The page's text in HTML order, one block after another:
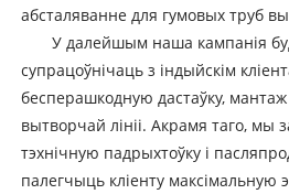
абсталяванне для гумовых труб
У далейшым наша кампанія
супрацоўнічаць з індыйскім
бесперашкодную дастаўку,
вытворчай лініі. Акрамя таго, мы
тэхнічную падрыхтоўку і
палегчыць кліенту максімальную